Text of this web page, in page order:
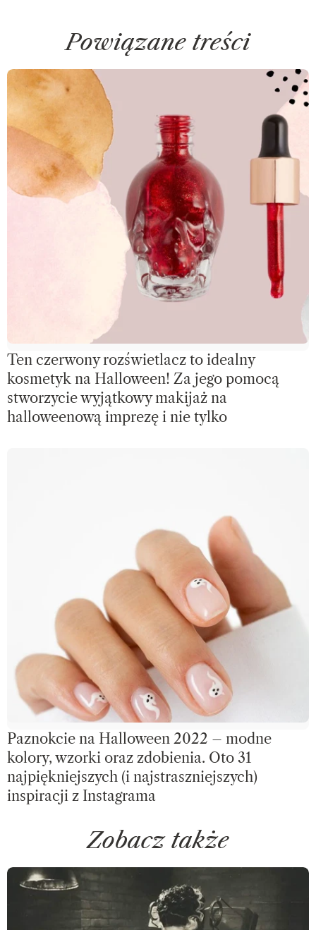
Powiązane treści
Ten czerwony rozświetlacz to idealny
kosmetyk na Halloween! Za jego pomocą
stworzycie wyjątkowy makijaż na
halloweenową imprezę i nie tylko
Paznokcie na Halloween 2022 – modne
kolory, wzorki oraz zdobienia. Oto 31
najpiękniejszych (i najstraszniejszych)
inspiracji z Instagrama
Zobacz także